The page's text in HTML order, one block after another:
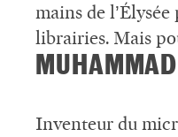
mains de
librairies. Mais
Inventeur du